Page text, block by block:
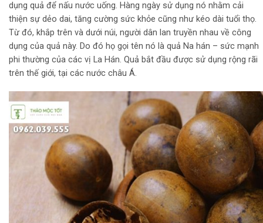
dụng quả để nấu nước uống. Hàng ngày sử dụng nó nhằm cải
thiện sự dẻo dai, tăng cường sức khỏe cũng như kéo dài tuổi thọ.
Từ đó, khắp trên và dưới núi, người dân lan truyền nhau về công
dụng của quả này. Do đó họ gọi tên nó là quả Na hán – sức mạnh
phi thường của các vị La Hán. Quả bắt đầu được sử dụng rộng rãi
trên thế giới, tại các nước châu Á.